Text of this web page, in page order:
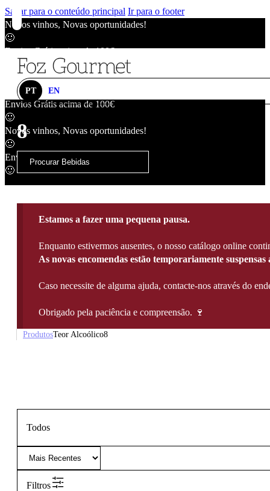
Saltar para o conteúdo principal Ir para o footer
Novos vinhos, Novas oportunidades!
🙂
Envios Grátis acima de 100€
Novos vinhos, Novas oportunidades!
Envios Grátis acima de 100€
🙂
Novos vinhos, Novas oportunidades!
🙂
Envios Grátis acima de 100€
🙂
PT EN
8
Estamos a fazer uma pequena pausa.
Enquanto estivermos ausentes, o nosso catálogo online
As novas encomendas estão temporariamente suspensas
Caso necessite de alguma ajuda, contacte-nos através do
Obrigado pela paciência e compreensão. 🍷
ProdutosTeor Alcoólico8
Todos
Filtros